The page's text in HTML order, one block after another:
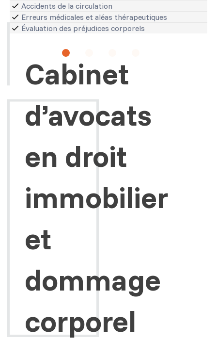
Accidents de la circulation
Erreurs médicales et aléas thérapeutiques
Évaluation des préjudices corporels
Cabinet
d’avocats
en droit
immobilier
et
dommage
corporel